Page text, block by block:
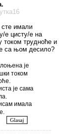
имали
е цисту/е на
током трудноће и
са њом десило?
је
током
је сама
имала